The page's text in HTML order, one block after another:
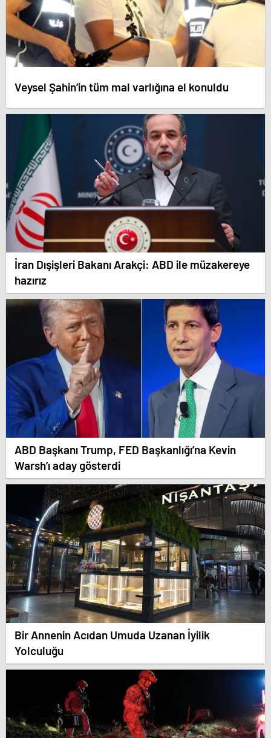
Veysel Şahin’in tüm mal varlığına el konuldu
İran Dışişleri Bakanı Arakçi: ABD ile müzakereye
hazırız
ABD Başkanı Trump, FED Başkanlığı’na Kevin
Warsh’ı aday gösterdi
Bir Annenin Acıdan Umuda Uzanan İyilik
Yolculuğu